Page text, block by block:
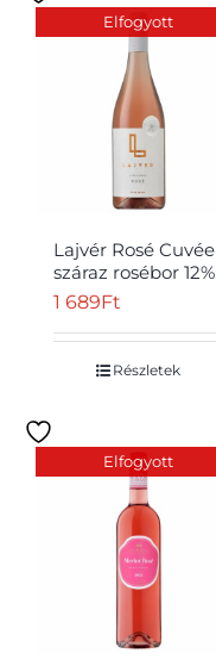
Elfogyott
Lajvér Rosé Cuvée
száraz rosébor 12%
0,75 l
1 689Ft
Részletek
Elfogyott